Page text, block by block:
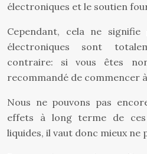
électroniques et le soutien
Cependant, cela ne
électroniques sont
contraire: si vous êtes
recommandé de commencer
Nous ne pouvons pas
effets à long terme de
liquides, il vaut donc mieux ne